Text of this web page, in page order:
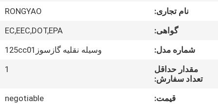
کارخانه
کنترل
کیفیت
نام تجاری:
RONGYAO
گواهی:
EC,EEC,DOT,EPA
شماره مدل:
وسیله نقلیه گازسوز125cc01
مقدار حداقل
تعداد سفارش:
1
قیمت:
negotiable